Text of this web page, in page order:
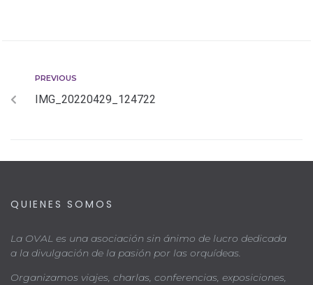
PREVIOUS
IMG_20220429_124722
QUIENES SOMOS
La OVAL es una asociación sin ánimo de lucro dedicada
a la divulgación de la pasión por las orquídeas.
Organizamos viajes, charlas, conferencias, exposiciones,